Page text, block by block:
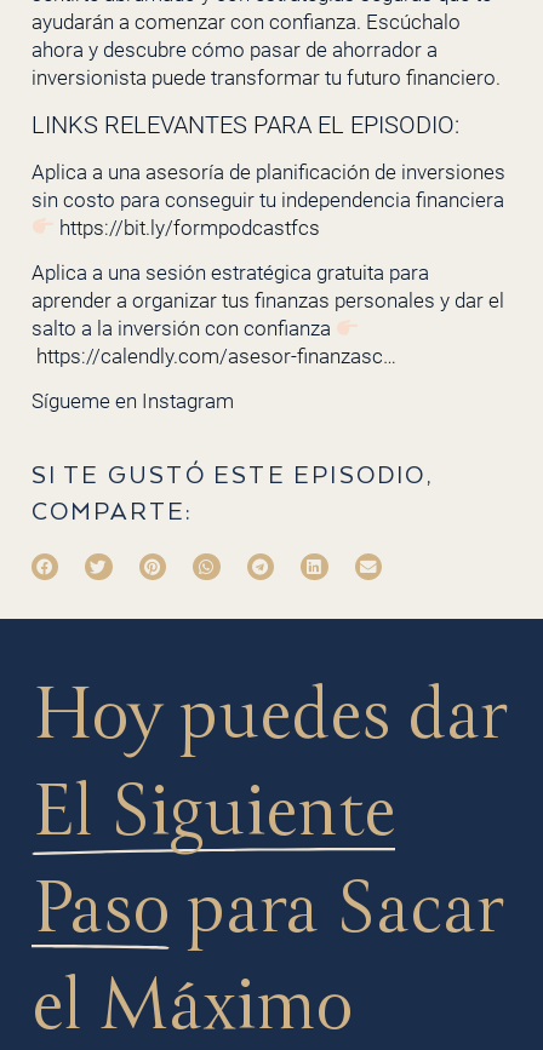
ayudarán a comenzar con confianza. Escúchalo
ahora y descubre cómo pasar de ahorrador a
inversionista puede transformar tu futuro financiero.
LINKS RELEVANTES PARA EL EPISODIO:
Aplica a una asesoría de planificación de inversiones
sin costo para conseguir tu independencia financiera
https://bit.ly/formpodcastfcs
Aplica a una sesión estratégica gratuita para
aprender a organizar tus finanzas personales y dar el
salto a la inversión con confianza
https://calendly.com/asesor-finanzasc…
Sígueme en Instagram
SI TE GUSTÓ ESTE EPISODIO,
COMPARTE:
Hoy puedes dar
El Siguiente
Paso para Sacar
el Máximo